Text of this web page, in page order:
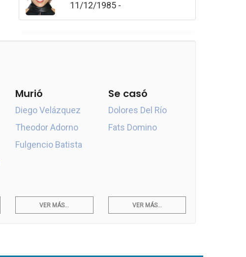
11/12/1985 -
Murió
Diego Velázquez
Theodor Adorno
Fulgencio Batista
Se casó
Dolores Del Río
Fats Domino
VER MÁS... VER MÁS...